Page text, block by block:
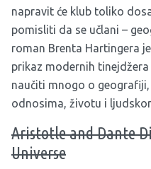
napravit će klub toliko
pomisliti da se učlani –
roman Brenta Hartingera
prikaz modernih
naučiti mnogo o
odnosima, životu i
Aristotle and Dante
Universe